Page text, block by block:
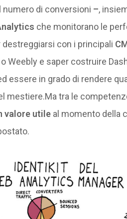
numero di conversioni –,
che monitorano le
con i principali
Weebly e saper costruire
essere in grado di rendere
mestiere.Ma tra le
valore utile al momento della